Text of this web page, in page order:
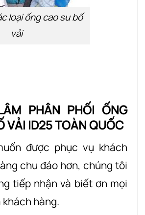
loại ống cao su bố
vải
PHÂN PHỐI ỐNG
VẢI ID25 TOÀN QUỐC
được phục vụ khách
chu đáo hơn, chúng tôi
tiếp nhận và biết ơn mọi
khách hàng.